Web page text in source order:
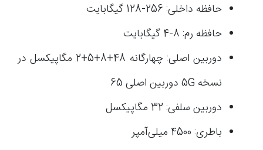
حافظه داخلی: 256-128 گیگابایت
حافظه رم: 8-4 گیگابایت
دوربین اصلی: چهارگانه 48+8+5+2 مگاپیکسل در
نسخه 5G دوربین اصلی 65
دوربین سلفی: 32 مگاپیکسل
باطری: 4500 میلی‌آمپر